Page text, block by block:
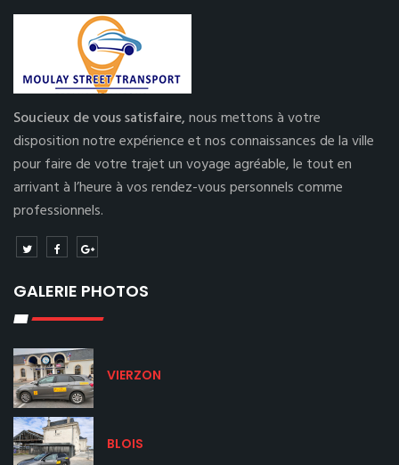
Soucieux de vous satisfaire,nous mettons à votre
disposition notre expérience et nos connaissances de la ville
pour faire de votre trajet un voyage agréable, le tout en
arrivant à l’heure à vos rendez-vous personnels comme
professionnels.
GALERIE PHOTOS
VIERZON
BLOIS